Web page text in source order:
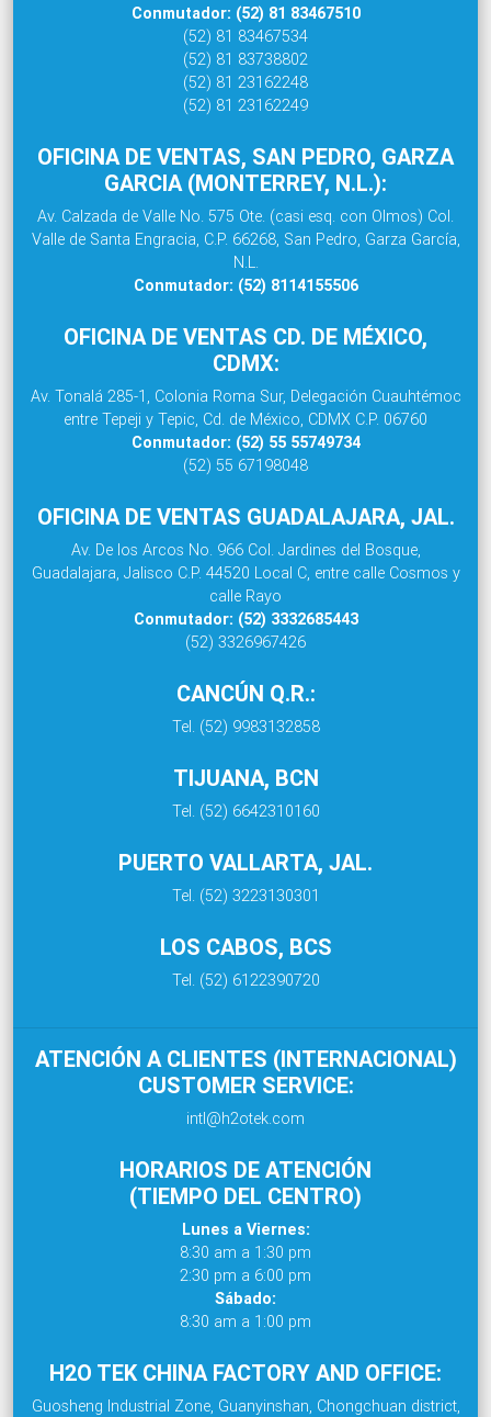
Conmutador: (52) 81 83467510
(52) 81 83467534
(52) 81 83738802
(52) 81 23162248
(52) 81 23162249
OFICINA DE VENTAS, SAN PEDRO, GARZA
GARCIA (MONTERREY, N.L.):
Av. Calzada de Valle No. 575 Ote. (casi esq. con Olmos) Col.
Valle de Santa Engracia, C.P. 66268, San Pedro, Garza García,
N.L.
Conmutador: (52) 8114155506
OFICINA DE VENTAS CD. DE MÉXICO,
CDMX:
Av. Tonalá 285-1, Colonia Roma Sur, Delegación Cuauhtémoc
entre Tepeji y Tepic, Cd. de México, CDMX C.P. 06760
Conmutador: (52) 55 55749734
(52) 55 67198048
OFICINA DE VENTAS GUADALAJARA, JAL.
Av. De los Arcos No. 966 Col. Jardines del Bosque,
Guadalajara, Jalisco C.P. 44520 Local C, entre calle Cosmos y
calle Rayo
Conmutador: (52) 3332685443
(52) 3326967426
CANCÚN Q.R.:
Tel. (52) 9983132858
TIJUANA, BCN
Tel. (52) 6642310160
PUERTO VALLARTA, JAL.
Tel. (52) 3223130301
LOS CABOS, BCS
Tel. (52) 6122390720
ATENCIÓN A CLIENTES (INTERNACIONAL)
CUSTOMER SERVICE:
intl@h2otek.com
HORARIOS DE ATENCIÓN
(TIEMPO DEL CENTRO)
Lunes a Viernes:
8:30 am a 1:30 pm
2:30 pm a 6:00 pm
Sábado:
8:30 am a 1:00 pm
H2O TEK CHINA FACTORY AND OFFICE:
Guosheng Industrial Zone, Guanyinshan, Chongchuan district,